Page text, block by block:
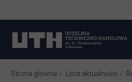
Strona główna Lista aktualności